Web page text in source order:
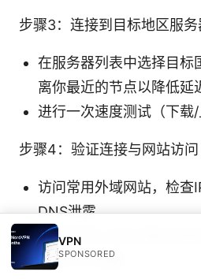
步骤3：连接到目标地区服务
在服务器列表中选择目标
离你最近的节点以降低延
进行一次速度测试（下载/
步骤4：验证连接与网站访问
访问常用外域网站，检查
DNS泄露
使用在线工具检测是否使
存在DNS泄露
VPN
SPONSORED